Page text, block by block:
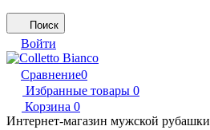
Поиск
Войти
Сравнение0
Избранные товары 0
Корзина 0
Интернет-магазин мужской рубашки